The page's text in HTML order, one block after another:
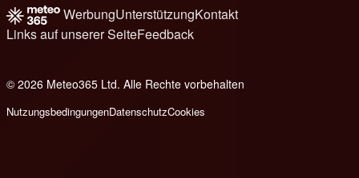
WerbungUnterstützungKontakt
Links auf unserer SeiteFeedback
© 2026 Meteo365 Ltd. Alle Rechte vorbehalten
NutzungsbedingungenDatenschutzCookies